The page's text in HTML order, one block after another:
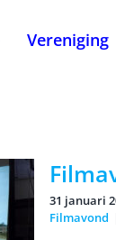
Vereniging
31 januari
Filmavond